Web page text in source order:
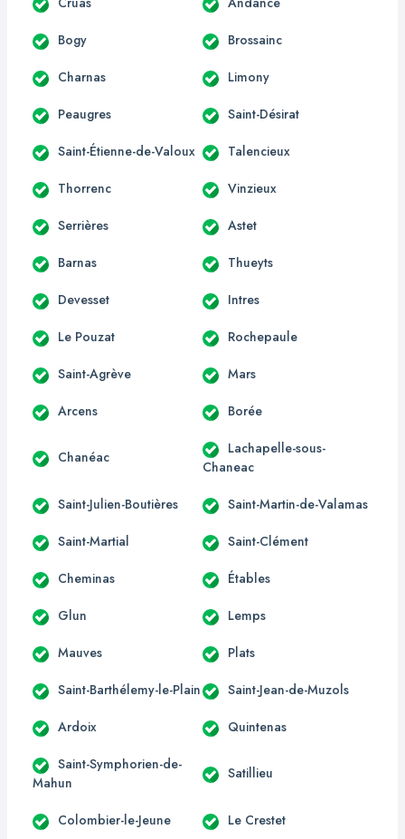
Bogy Brossainc
Charnas Limony
Peaugres Saint-Désirat
Saint-Étienne-de-Valoux Talencieux
Thorrenc Vinzieux
Serrières Astet
Barnas Thueyts
Devesset Intres
Le Pouzat Rochepaule
Saint-Agrève Mars
Arcens Borée
Chanéac
Lachapelle-sous-
Chaneac
Saint-Julien-Boutières Saint-Martin-de-Valamas
Saint-Martial Saint-Clément
Cheminas Étables
Glun Lemps
Mauves Plats
Saint-Barthélemy-le-Plain Saint-Jean-de-Muzols
Ardoix Quintenas
Saint-Symphorien-de-
Mahun
Satillieu
Colombier-le-Jeune Le Crestet